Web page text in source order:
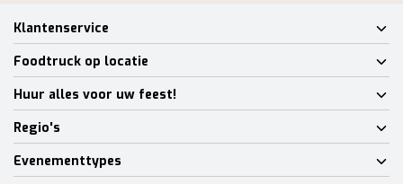
Klantenservice
Foodtruck op locatie
Huur alles voor uw feest!
Regio's
Evenementtypes